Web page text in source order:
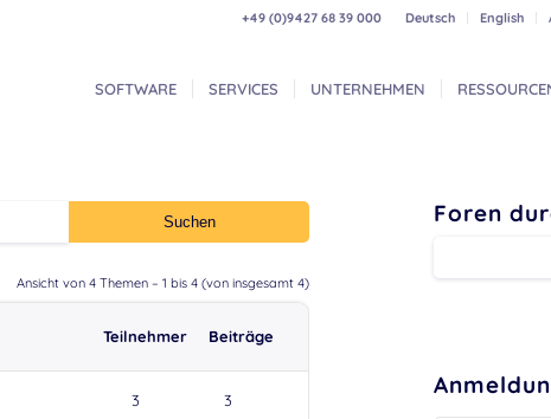
Deutsch English
+49 (0)9427 68 39 000
SOFTWARE SERVICES UNTERNEHMEN
Ansicht von 4 Themen – 1 bis 4 (von insgesamt 4)
Teilnehmer Beiträge
3 3
Foren